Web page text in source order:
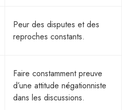
Peur des disputes et des
reproches constants.
Faire constamment preuve
d’une attitude négationniste
dans les discussions.